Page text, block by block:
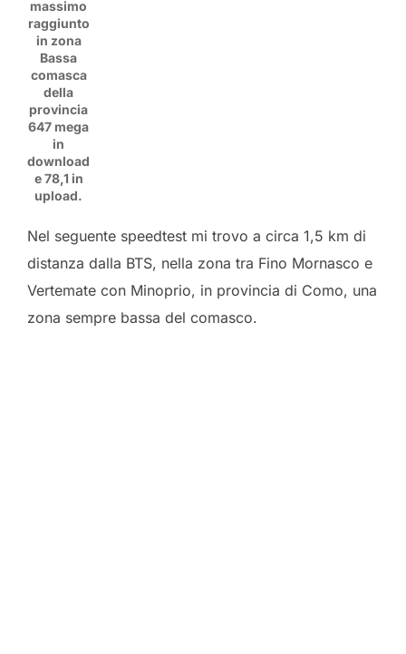
massimo
raggiunto
in zona
Bassa
comasca
della
provincia
647 mega
in
download
e 78,1 in
upload.
Nel seguente speedtest mi trovo a circa 1,5 km di
distanza dalla BTS, nella zona tra Fino Mornasco e
Vertemate con Minoprio, in provincia di Como, una
zona sempre bassa del comasco.